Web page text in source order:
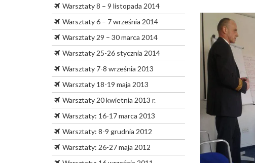
Warsztaty 8 – 9 listopada 2014
Warsztaty 6 – 7 września 2014
Warsztaty 29 – 30 marca 2014
Warsztaty 25-26 stycznia 2014
Warsztaty 7-8 września 2013
Warsztaty 18-19 maja 2013
Warsztaty 20 kwietnia 2013 r.
Warsztaty: 16-17 marca 2013
Warsztaty: 8-9 grudnia 2012
Warsztaty: 26-27 maja 2012